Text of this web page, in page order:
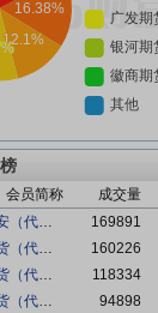
会员简称 成交量
国泰君安（代客） 169891
中信期货（代客） 160226
东证期货（代客） 118334
华泰期货（代客） 94898